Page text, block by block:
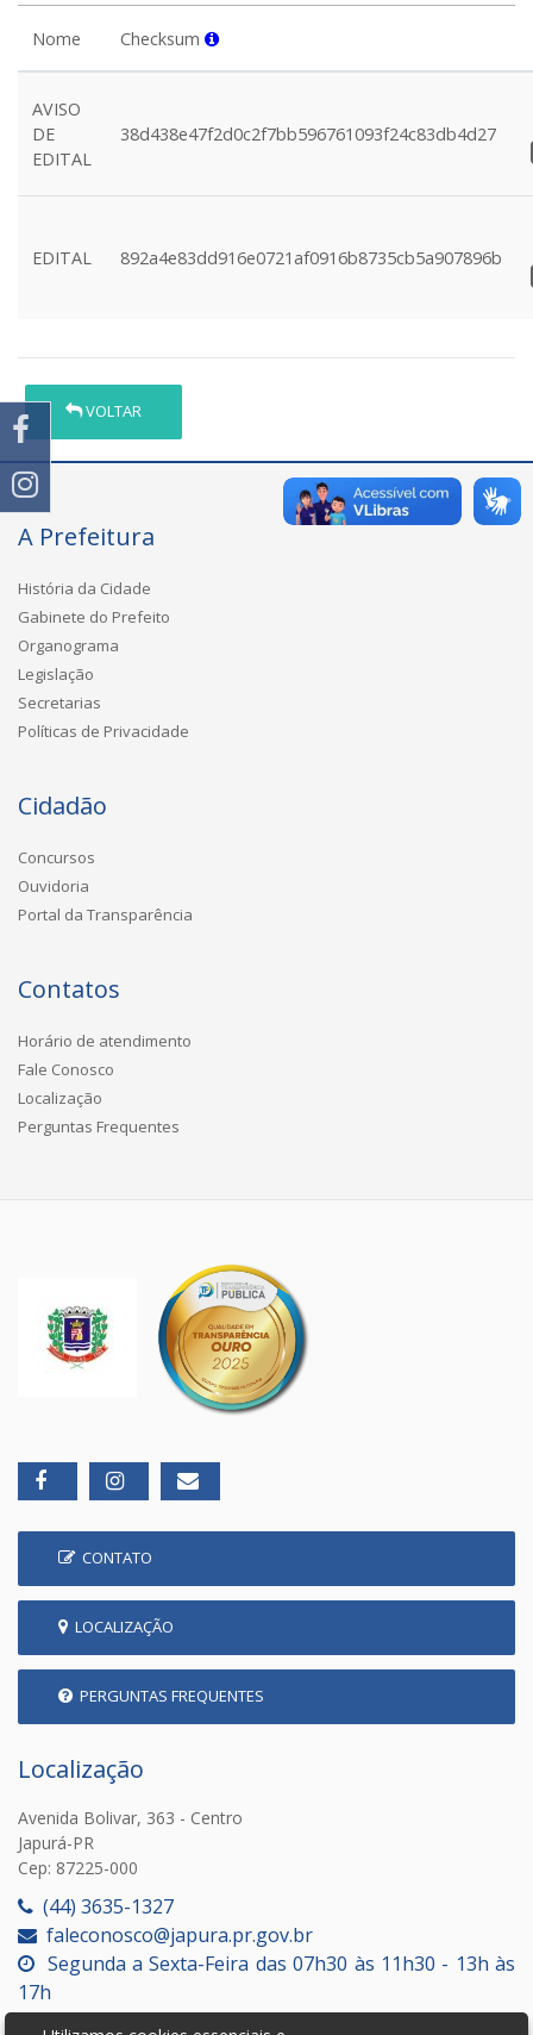
Nome Checksum
AVISO
DE
EDITAL
38d438e47f2d0c2f7bb596761093f24c83db4d27
EDITAL 892a4e83dd916e0721af0916b8735cb5a907896b
VOLTAR
A Prefeitura
História da Cidade
Gabinete do Prefeito
Organograma
Legislação
Secretarias
Políticas de Privacidade
Cidadão
Concursos
Ouvidoria
Portal da Transparência
Contatos
Horário de atendimento
Fale Conosco
Localização
Perguntas Frequentes
CONTATO
LOCALIZAÇÃO
PERGUNTAS FREQUENTES
Localização
Avenida Bolivar, 363 - Centro
Japurá-PR
Cep: 87225-000
(44) 3635-1327
faleconosco@japura.pr.gov.br
Segunda a Sexta-Feira das 07h30 às 11h30 - 13h às
17h